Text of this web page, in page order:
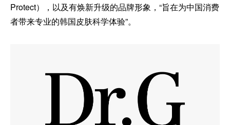
Protect），以及有焕新升级的品牌形象，“旨在为中国消费
者带来专业的韩国皮肤科学体验”。